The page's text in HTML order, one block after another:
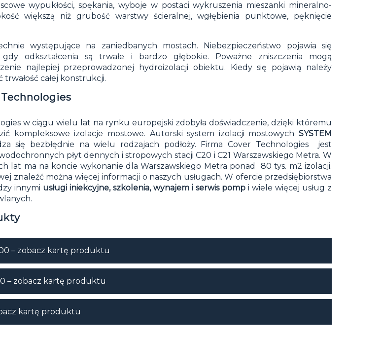
wypukłości, spękania, wyboje w postaci wykruszenia mieszanki mineralno-
większą niż grubość warstwy ścieralnej, wgłębienia punktowe, pęknięcie
występujące na zaniedbanych mostach. Niebezpieczeństwo pojawia się
odkształcenia są trwałe i bardzo głębokie. Poważne zniszczenia mogą
najlepiej przeprowadzonej hydroizolacji obiektu. Kiedy się pojawią należy
całej konstrukcji.
w ciągu wielu lat na rynku europejski zdobyła doświadczenie, dzięki któremu
kompleksowe izolacje mostowe. Autorski system izolacji mostowych SYSTEM
się bezbłędnie na wielu rodzajach podłoży. Firma Cover Technologies jest
płyt dennych i stropowych stacji C20 i C21 Warszawskiego Metra. W
lat ma na koncie wykonanie dla Warszawskiego Metra ponad 80 tys. m2 izolacji.
znaleźć można więcej informacji o naszych usługach. W ofercie przedsiębiorstwa
innymi usługi iniekcyjne, szkolenia, wynajem i serwis pomp i wiele więcej usług z
– zobacz kartę produktu
– zobacz kartę produktu
kartę produktu